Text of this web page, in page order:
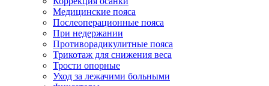
Медицинские пояса
Послеоперационные пояса
При недержании
Противорадикулитные пояса
Трикотаж для снижения веса
Трости опорные
Уход за лежачими больными